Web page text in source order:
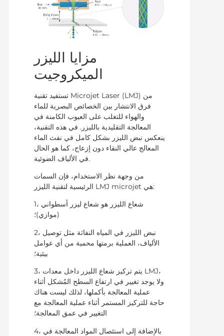
مزايا الليزر
الميكروجيت
تستفيد تقنية Microjet Laser (LMJ) من
فرق الانتشار بين الخصائص البصرية للماء
والهواء للتغلب على العيوب الكامنة في
المعالجة التقليدية بالليزر. في هذه التقنية،
ينعكس نبض الليزر بشكل كامل في نفث الماء
المعالج عالي النقاء دون إزعاج، كما هو الحال
في الألياف الضوئية.
من وجهة نظر الاستخدام، فإن السمات
الرئيسية لتقنية الليزر LMJ microjet هي:
1، شعاع الليزر هو شعاع ليزر أسطواني
2، نبض الليزر في المياه النفاثة مثل توصيل
الألياف، العملية برمتها محمية من أي عوامل
3، يتم تركيز شعاع الليزر داخل معدات LMJ،
ولا يوجد تغيير في ارتفاع السطح المُشكل أثناء
عملية المعالجة بأكملها، لذلك ليست هناك
حاجة للتركيز المستمر أثناء عملية المعالجة مع
4، بالإضافة إلى استئصال المواد المعالجة في